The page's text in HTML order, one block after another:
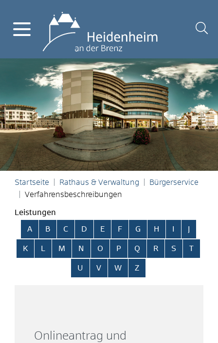
Startseite Rathaus & Verwaltung
Bürgerservice
Verfahrensbeschreibungen
Leistungen
Alphabetisches Register überspringen
A B C D E F G H
K L M N O P Q R S T
U V W Z
Onlineantrag und